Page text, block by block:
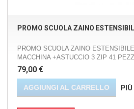
PROMO SCUOLA ZAINO
PROMO SCUOLA ZAINO
MACCHINA +ASTUCCIO 3 ZIP 41
79,00 €
AGGIUNGI AL CARRELLO PIÙ